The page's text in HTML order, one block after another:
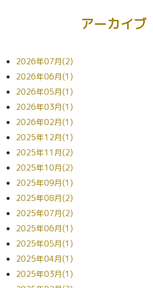
アーカイブ
2026年07月(2)
2026年06月(1)
2026年05月(1)
2026年03月(1)
2026年02月(1)
2025年12月(1)
2025年11月(2)
2025年10月(2)
2025年09月(1)
2025年08月(2)
2025年07月(2)
2025年06月(1)
2025年05月(1)
2025年04月(1)
2025年03月(1)